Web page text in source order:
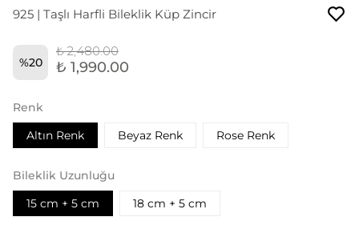
925 | Taşlı Harfli Bileklik Küp Zincir
%20
₺ 2,480.00
₺ 1,990.00
Renk
Altın Renk
Beyaz Renk Rose Renk
Bileklik Uzunluğu
15 cm + 5 cm
18 cm + 5 cm